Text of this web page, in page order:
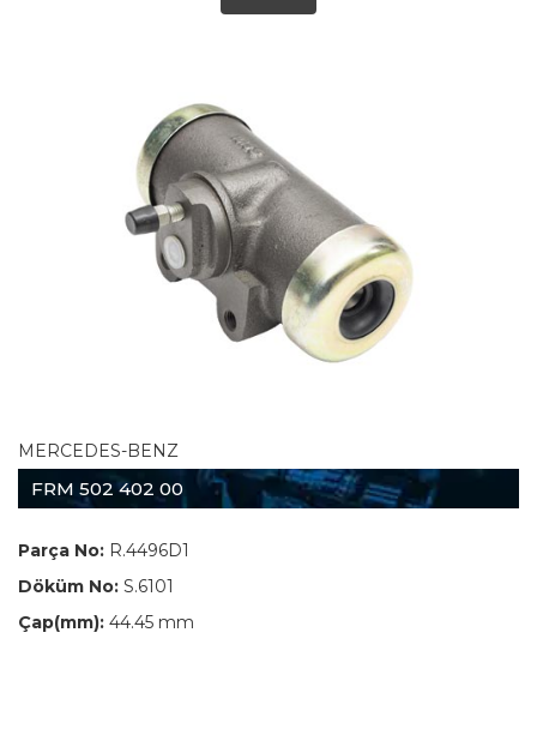
MERCEDES-BENZ
FRM 502 402 00
Parça No: R.4496D1
Döküm No: S.6101
Çap(mm): 44.45 mm